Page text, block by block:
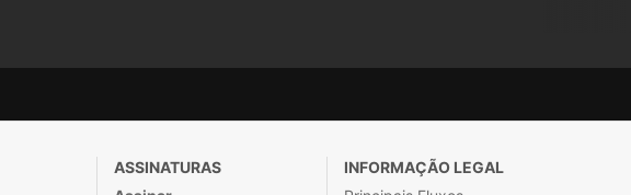
ASSINATURAS
INFORMAÇÃO LEGAL